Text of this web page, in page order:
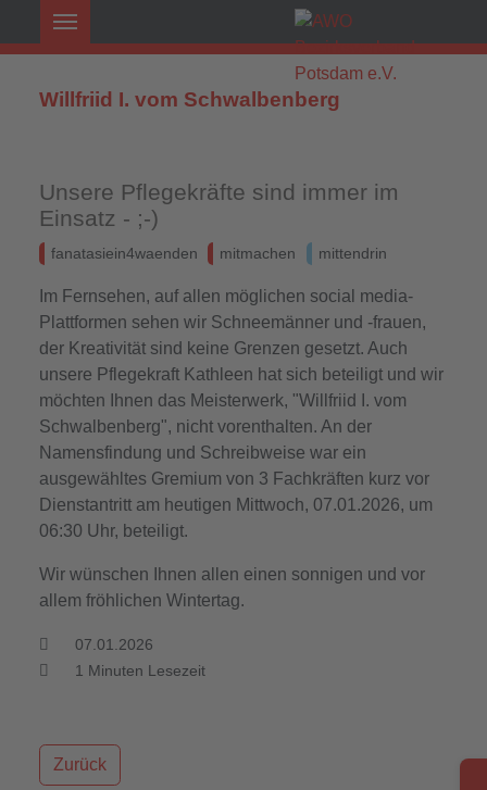
Willfriid I. vom Schwalbenberg
Unsere Pflegekräfte sind immer im
Einsatz - ;-)
fanatasiein4waenden mitmachen mittendrin
Im Fernsehen, auf allen möglichen social media-
Plattformen sehen wir Schneemänner und -frauen,
der Kreativität sind keine Grenzen gesetzt. Auch
unsere Pflegekraft Kathleen hat sich beteiligt und wir
möchten Ihnen das Meisterwerk, "Willfriid I. vom
Schwalbenberg", nicht vorenthalten. An der
Namensfindung und Schreibweise war ein
ausgewähltes Gremium von 3 Fachkräften kurz vor
Dienstantritt am heutigen Mittwoch, 07.01.2026, um
06:30 Uhr, beteiligt.
Wir wünschen Ihnen allen einen sonnigen und vor
allem fröhlichen Wintertag.
07.01.2026
1 Minuten Lesezeit
Zurück